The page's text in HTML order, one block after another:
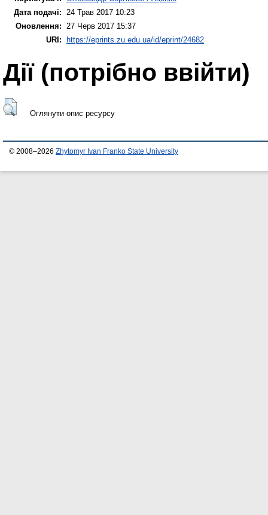
Дата подачі:
24 Трав 2017 10:23
Оновлення:
27 Черв 2017 15:37
URI: https://eprints.zu.edu.ua/id/eprint/24682
Дії ​​(потрібно ввійти)
Оглянути опис ресурсу
© 2008–2026 Zhytomyr Ivan Franko State University